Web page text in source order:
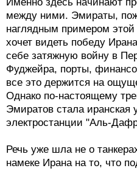
между ними. Эмираты,
наглядным примером
хочет видеть победу
себе затяжную войну в
Фуджейра, порты,
все это держится на
Однако по-настоящему
Эмиратов стала иранская
электростанции "Аль-
Речь уже шла не о
намеке Ирана на то, что